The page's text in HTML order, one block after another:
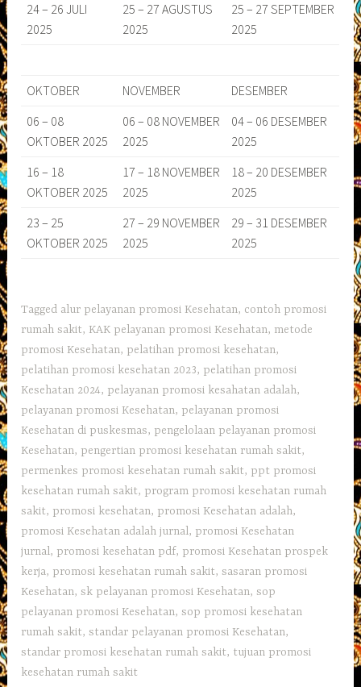
24 – 26 JULI
2025
25 – 27 AGUSTUS
2025
25 – 27 SEPTEMBER
2025
OKTOBER NOVEMBER
DESEMBER
06 – 08
OKTOBER 2025
06 – 08 NOVEMBER
2025
04 – 06 DESEMBER
2025
16 – 18
OKTOBER 2025
17 – 18 NOVEMBER
2025
18 – 20 DESEMBER
2025
23 – 25
OKTOBER 2025
27 – 29 NOVEMBER
2025
29 – 31 DESEMBER
2025
Tagged alur pelayanan promosi Kesehatan, contoh promosi
rumah sakit, KAK pelayanan promosi Kesehatan, metode
promosi Kesehatan, pelatihan promosi kesehatan,
pelatihan promosi kesehatan 2023, pelatihan promosi
Kesehatan 2024, pelayanan promosi kesahatan adalah,
pelayanan promosi Kesehatan, pelayanan promosi
Kesehatan di puskesmas, pengelolaan pelayanan promosi
Kesehatan, pengertian promosi kesehatan rumah sakit,
permenkes promosi kesehatan rumah sakit, ppt promosi
kesehatan rumah sakit, program promosi kesehatan rumah
sakit, promosi kesehatan, promosi Kesehatan adalah,
promosi Kesehatan adalah jurnal, promosi Kesehatan
jurnal, promosi kesehatan pdf, promosi Kesehatan prospek
kerja, promosi kesehatan rumah sakit,sasaran promosi
Kesehatan,sk pelayanan promosi Kesehatan,sop
pelayanan promosi Kesehatan,sop promosi kesehatan
rumah sakit,standar pelayanan promosi Kesehatan,
standar promosi kesehatan rumah sakit, tujuan promosi
kesehatan rumah sakit